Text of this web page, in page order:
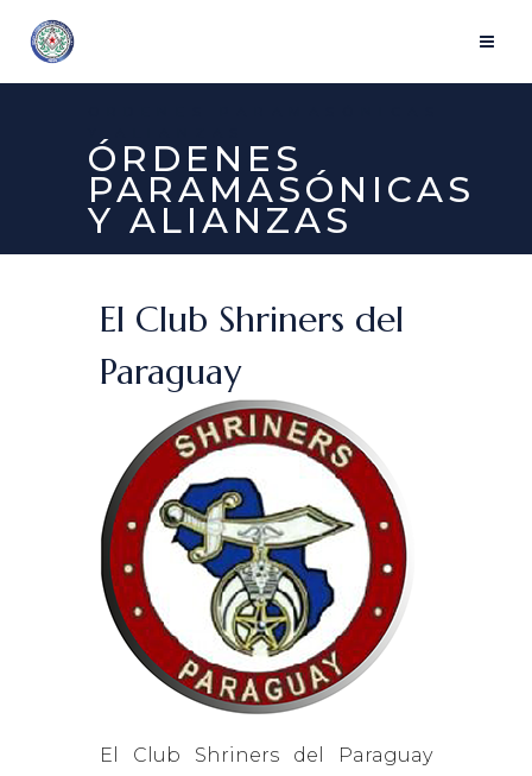
ÓRDENES
PARAMASÓNICAS
Y ALIANZAS
El Club Shriners del
Paraguay
El Club Shriners del Paraguay